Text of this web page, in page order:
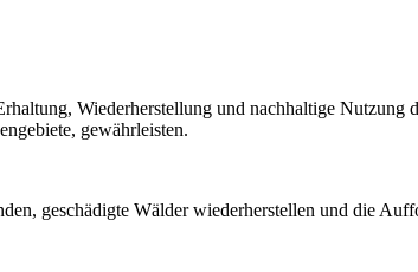
Wiederherstellung und nachhaltige Nutzung
gewährleisten.
geschädigte Wälder wiederherstellen und die